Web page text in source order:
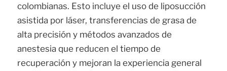
colombianas. Esto incluye el uso de liposucción
asistida por láser, transferencias de grasa de
alta precisión y métodos avanzados de
anestesia que reducen el tiempo de
recuperación y mejoran la experiencia general